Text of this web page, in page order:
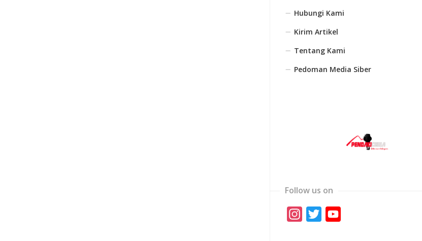
Hubungi Kami
Kirim Artikel
Tentang Kami
Pedoman Media Siber
Follow us on
Instagram
Twitter